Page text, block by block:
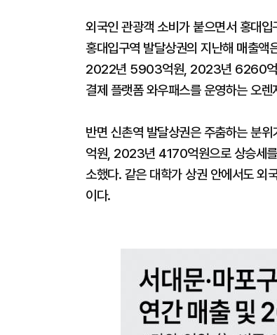
외국인 관광객 소비가 붙으면서 홍대
홍대입구역 발달상권의 지난해 매출
2022년 5903억원, 2023년 6260억
결제 플랫폼 와우패스를 운영하는 오
반면 신촌역 발달상권은 주춤하는 분
억원, 2023년 4170억원으로 상승세
소했다. 같은 대학가 상권 안에서도 외
이다.